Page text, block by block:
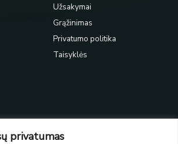
privatumas
Užsakymai
Grąžinimas
Privatumo politika
Taisyklės